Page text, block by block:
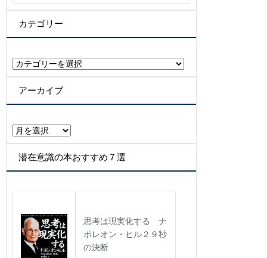
カテゴリー
カ
テ
ゴ
リ
アーカイブ
ア
ー
カ
イ
潜在意識の本おすすめ７選
思考は現実化する ナ
ポレオン・ヒル２９秒
の決断